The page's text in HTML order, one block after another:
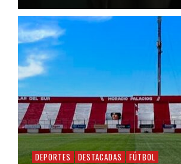
DEPORTES DESTACADAS FÚTBOL